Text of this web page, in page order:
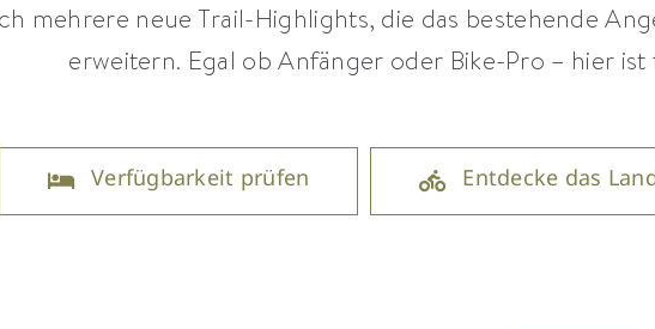
mehrere neue Trail-Highlights, die das bestehende
erweitern. Egal ob Anfänger oder Bike-Pro – hier ist
Verfügbarkeit prüfen Entdecke das